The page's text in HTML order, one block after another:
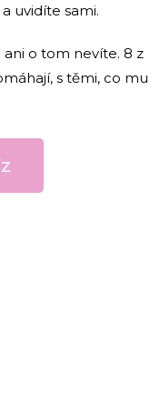
uvidíte sami.
ani o tom nevíte. 8 z
s těmi, co mu